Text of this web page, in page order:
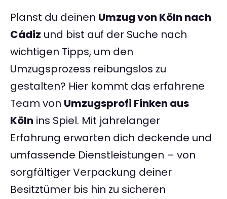
Planst du deinen Umzug von Köln nach
Cádiz und bist auf der Suche nach
wichtigen Tipps, um den
Umzugsprozess reibungslos zu
gestalten? Hier kommt das erfahrene
Team von Umzugsprofi Finken aus
Köln ins Spiel. Mit jahrelanger
Erfahrung erwarten dich deckende und
umfassende Dienstleistungen – von
sorgfältiger Verpackung deiner
Besitztümer bis hin zu sicheren